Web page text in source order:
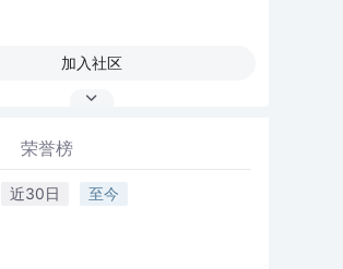
加入社区
荣誉榜
近30日 至今